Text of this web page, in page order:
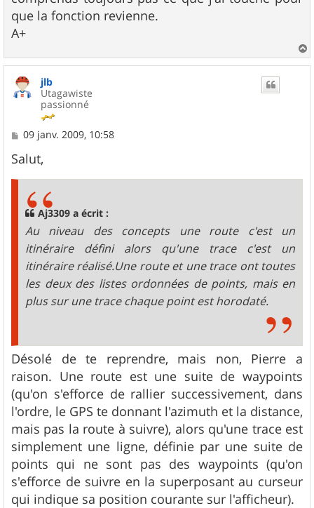
g
e
que la fonction revienne.
A+
a
jlb
Utagawiste
passionné
M
s
s
a
09 janv. 2009, 10:58
Salut,
Aj3309 a écrit :
Au niveau des concepts une route c'est un
itinéraire défini alors qu'une trace c'est un
itinéraire réalisé.Une route et une trace ont toutes
les deux des listes ordonnées de points, mais en
plus sur une trace chaque point est horodaté.
Désolé de te reprendre, mais non, Pierre a
raison. Une route est une suite de waypoints
(qu'on s'efforce de rallier successivement, dans
l'ordre, le GPS te donnant l'azimuth et la distance,
mais pas la route à suivre), alors qu'une trace est
simplement une ligne, définie par une suite de
points qui ne sont pas des waypoints (qu'on
s'efforce de suivre en la superposant au curseur
qui indique sa position courante sur l'afficheur).